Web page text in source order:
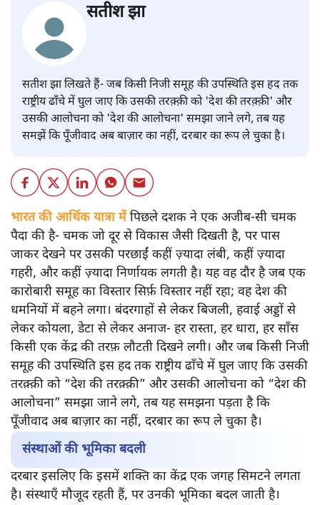
सतीश झा
सतीश झा लिखते हैं- जब किसी निजी समूह की उपस्थिति इस हद तक
राष्ट्रीय ढाँचे में घुल जाए कि उसकी तरक़्क़ी को 'देश की तरक़्क़ी' और
उसकी आलोचना को 'देश की आलोचना' समझा जाने लगे, तब यह
समझें कि पूँजीवाद अब बाज़ार का नहीं, दरबार का रूप ले चुका है।
भारत की आर्थिक यात्रा मेंपिछले दशक ने एक अजीब‑सी चमक
पैदा की है- चमक जो दूर से विकास जैसी दिखती है, पर पास
जाकर देखने पर उसकी परछाईं कहीं ज़्यादा लंबी, कहीं ज़्यादा
गहरी, और कहीं ज़्यादा निर्णायक लगती है। यह वह दौर है जब एक
कारोबारी समूह का विस्तार सिर्फ़ विस्तार नहीं रहा; वह देश की
धमनियों में बहने लगा। बंदरगाहों से लेकर बिजली, हवाई अड्डों से
लेकर कोयला, डेटा से लेकर अनाज- हर रास्ता, हर धारा, हर साँस
किसी एक केंद्र की तरफ़ लौटती दिखने लगी। और जब किसी निजी
समूह की उपस्थिति इस हद तक राष्ट्रीय ढाँचे में घुल जाए कि उसकी
तरक़्क़ी को “देश की तरक़्क़ी” और उसकी आलोचना को “देश की
आलोचना” समझा जाने लगे, तब यह समझना पड़ता है कि
पूँजीवाद अब बाज़ार का नहीं, दरबार का रूप ले चुका है।
संस्थाओं की भूमिका बदली
दरबार इसलिए कि इसमें शक्ति का केंद्र एक जगह सिमटने लगता
है। संस्थाएँ मौजूद रहती हैं, पर उनकी भूमिका बदल जाती है।